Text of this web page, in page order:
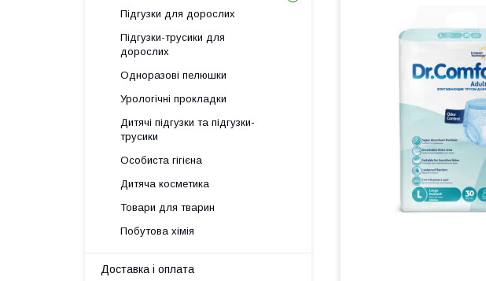
Підгузки для дорослих
Підгузки-трусики для
дорослих
Одноразові пелюшки
Урологічні прокладки
Дитячі підгузки та підгузки-
трусики
Особиста гігієна
Дитяча косметика
Товари для тварин
Побутова хімія
Доставка і оплата